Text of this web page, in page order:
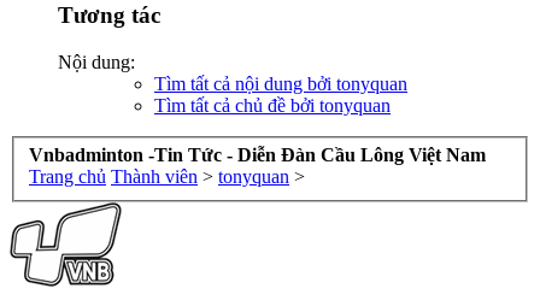
Tương tác
Nội dung:
Tìm tất cả nội dung bởi tonyquan
Tìm tất cả chủ đề bởi tonyquan
Vnbadminton -Tin Tức - Diễn Đàn Cầu Lông Việt Nam
Trang chủ Thành viên > tonyquan >